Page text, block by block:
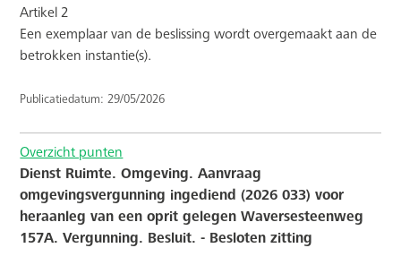
Artikel 2
Een exemplaar van de beslissing wordt overgemaakt aan de
betrokken instantie(s).
Publicatiedatum: 29/05/2026
Overzicht punten
Dienst Ruimte. Omgeving. Aanvraag
omgevingsvergunning ingediend (2026 033) voor
heraanleg van een oprit gelegen Waversesteenweg
157A. Vergunning. Besluit. - Besloten zitting